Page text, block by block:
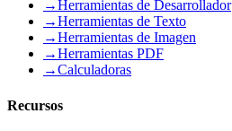
→Herramientas de Desarrollador
→Herramientas de Texto
→Herramientas de Imagen
→Herramientas PDF
→Calculadoras
Recursos